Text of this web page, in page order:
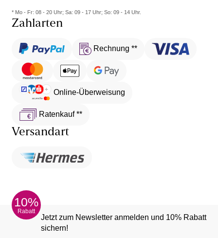
* Mo - Fr: 08 - 20 Uhr; Sa: 09 - 17 Uhr; So: 09 - 14 Uhr.
Zahlarten
Rechnung **
Online-Überweisung
Ratenkauf **
Versandart
10%
Rabatt
Jetzt zum Newsletter anmelden und 10% Rabatt
sichern!